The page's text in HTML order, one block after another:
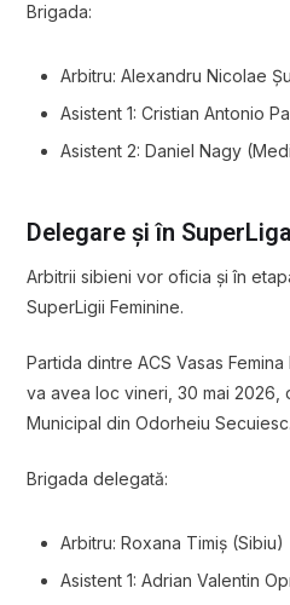
Brigada:
Arbitru: Alexandru Nicolae
Asistent 1: Cristian Antonio
Asistent 2: Daniel Nagy
Delegare și în
Arbitrii sibieni vor oficia și în
SuperLigii Feminine.
Partida dintre ACS Vasas Femina
va avea loc vineri, 30 mai 2026,
Municipal din Odorheiu Secuiesc.
Brigada delegată:
Arbitru: Roxana Timiș (Sibiu)
Asistent 1: Adrian Valentin